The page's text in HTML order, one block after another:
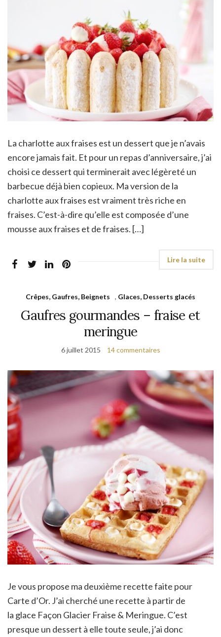
La charlotte aux fraises est un dessert que je n’avais
encore jamais fait. Et pour un repas d’anniversaire, j’ai
choisi ce dessert qui terminerait avec légèreté un
barbecue déjà bien copieux. Ma version de la
charlotte aux fraises est vraiment très riche en
fraises. C’est-à-dire qu’elle est composée d’une
mousse aux fraises et de fraises. […]
Crêpes, Gaufres, Beignets , Glaces, Desserts glacés
Gaufres gourmandes – fraise et
meringue
6 juillet 2015 14 commentaires
Je vous propose ma deuxième recette faite pour
Carte d’Or. J’ai cherché une recette à partir de
la glace Façon Glacier Fraise & Meringue. C’est
presque un dessert à elle toute seule, j’ai donc